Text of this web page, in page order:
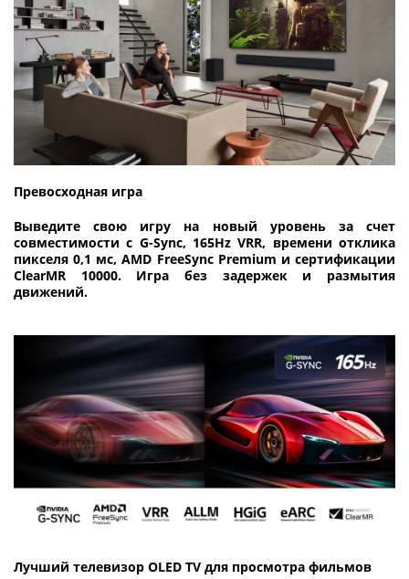
Превосходная игра
Выведите свою игру на новый уровень за счет
совместимости с G-Sync, 165Hz VRR, времени отклика
пикселя 0,1 мс, AMD FreeSync Premium и сертификации
ClearMR 10000. Игра без задержек и размытия
движений.
Лучший телевизор OLED TV для просмотра фильмов